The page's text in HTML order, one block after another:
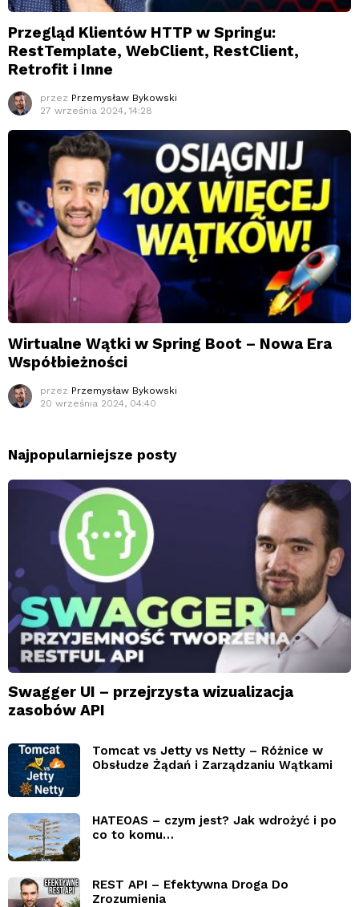
Przegląd Klientów HTTP w Springu:
RestTemplate, WebClient, RestClient,
Retrofit i Inne
przez Przemysław Bykowski
27 września 2024, 14:28
Wirtualne Wątki w Spring Boot – Nowa Era
Współbieżności
przez Przemysław Bykowski
20 września 2024, 04:40
Najpopularniejsze posty
Swagger UI – przejrzysta wizualizacja
zasobów API
Tomcat vs Jetty vs Netty – Różnice w
Obsłudze Żądań i Zarządzaniu Wątkami
HATEOAS – czym jest? Jak wdrożyć i po
co to komu…
REST API – Efektywna Droga Do
Zrozumienia